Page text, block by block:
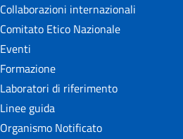
Collaborazioni internazionali
Comitato Etico Nazionale
Eventi
Formazione
Laboratori di riferimento
Linee guida
Organismo Notificato